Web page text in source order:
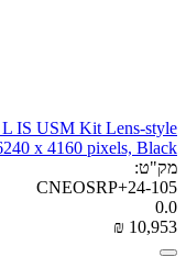
IS USM Kit Lens-style
x 4160 pixels, Black
מק"ט:
CNEOSRP+24-105
0.0
₪ 10,953